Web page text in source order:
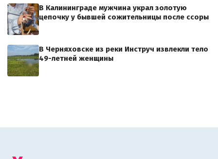
В Калининграде мужчина украл золотую
цепочку у бывшей сожительницы после ссоры
В Черняховске из реки Инструч извлекли тело
49-летней женщины